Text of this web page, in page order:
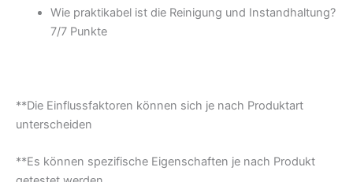
Wie praktikabel ist die Reinigung und Instandhaltung?
7/7 Punkte
**Die Einflussfaktoren können sich je nach Produktart
unterscheiden
**Es können spezifische Eigenschaften je nach Produkt